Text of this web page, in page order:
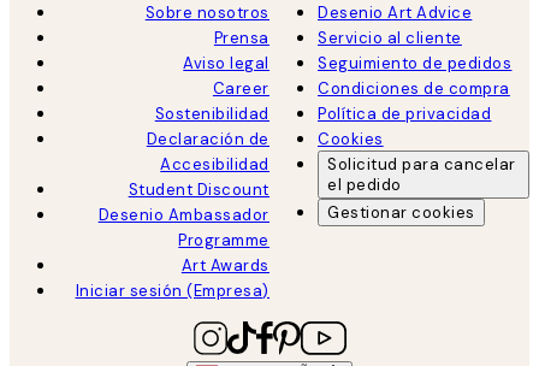
Sobre nosotros
Prensa
Aviso legal
Career
Sostenibilidad
Declaración de
Accesibilidad
Student Discount
Desenio Ambassador
Programme
Art Awards
Iniciar sesión (Empresa)
Desenio Art Advice
Servicio al cliente
Seguimiento de pedidos
Condiciones de compra
Política de privacidad
Cookies
Solicitud para cancelar
el pedido
Gestionar cookies